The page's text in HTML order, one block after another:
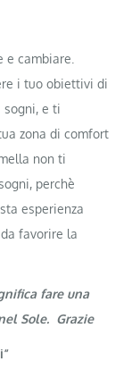
cambiare.
i tuo obiettivi di
sogni, e ti
zona di comfort
non ti
perchè
esperienza
favorire la
fare una
Sole. Grazie